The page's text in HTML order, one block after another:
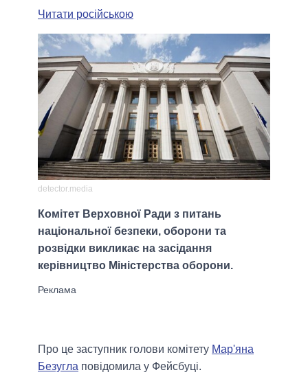
Читати російською
detector.media
Комітет Верховної Ради з питань
національної безпеки, оборони та
розвідки викликає на засідання
керівництво Міністерства оборони.
Про це заступник голови комітету Мар'яна
Безугла повідомила у Фейсбуці.